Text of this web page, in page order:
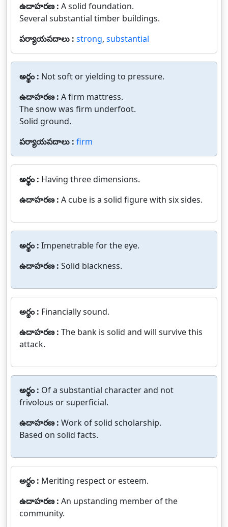
ఉదాహరణ : A solid foundation.
Several substantial timber buildings.
పర్యాయపదాలు : strong, substantial
అర్థం : Not soft or yielding to pressure.
ఉదాహరణ : A firm mattress.
The snow was firm underfoot.
Solid ground.
పర్యాయపదాలు : firm
అర్థం : Having three dimensions.
ఉదాహరణ : A cube is a solid figure with six sides.
అర్థం : Impenetrable for the eye.
ఉదాహరణ : Solid blackness.
అర్థం : Financially sound.
ఉదాహరణ : The bank is solid and will survive this
attack.
అర్థం : Of a substantial character and not
frivolous or superficial.
ఉదాహరణ : Work of solid scholarship.
Based on solid facts.
అర్థం : Meriting respect or esteem.
ఉదాహరణ : An upstanding member of the
community.